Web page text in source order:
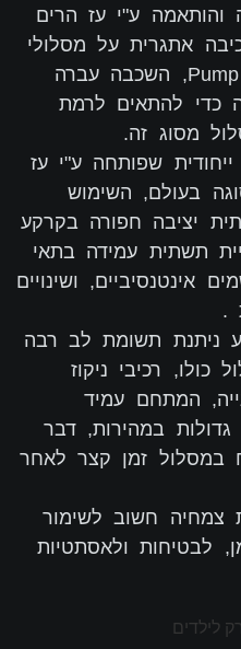
ע"י עז הרים
אתגרית על מסלולי
הפאמפטרק – Pump Track, השכבה עברה
כדי להתאים לרמת
מסוג זה.
שפותחה ע"י עז
בעולם, השימוש
יציבה חפורה בקרקע
תשתית עמידה בתאי
אינטנסיביים, ושינויים
.
ניתנת תשומת לב רבה
כולו, רכיבי ניקוז
המתחם עמיד
גדולות במהירות, דבר
במסלול זמן קצר לאחר
צמחיה חשוב לשימור
לבטיחות ולאסתטיות